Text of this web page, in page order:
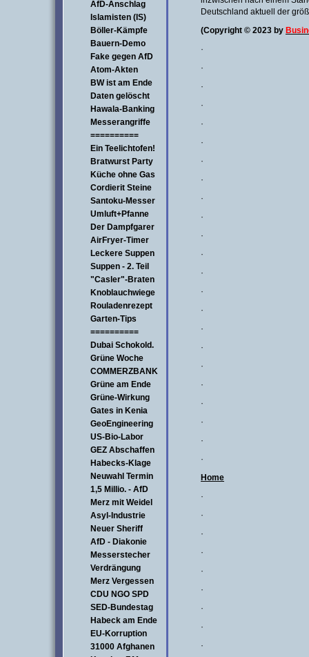
AfD-Anschlag
Islamisten (IS)
Böller-Kämpfe
Bauern-Demo
Fake gegen AfD
Atom-Akten
BW ist am Ende
Daten gelöscht
Hawala-Banking
Messerangriffe
==========
Ein Teelichtofen!
Bratwurst Party
Küche ohne Gas
Cordierit Steine
Santoku-Messer
Umluft+Pfanne
Der Dampfgarer
AirFryer-Timer
Leckere Suppen
Suppen - 2. Teil
"Casler"-Braten
Knoblauchwiege
Rouladenrezept
Garten-Tips
==========
Dubai Schokold.
Grüne Woche
COMMERZBANK
Grüne am Ende
Grüne-Wirkung
Gates in Kenia
GeoEngineering
US-Bio-Labor
GEZ Abschaffen
Habecks-Klage
Neuwahl Termin
1,5 Millio. - AfD
Merz mit Weidel
Asyl-Industrie
Neuer Sheriff
AfD - Diakonie
Messerstecher
Verdrängung
Merz Vergessen
CDU NGO SPD
SED-Bundestag
Habeck am Ende
EU-Korruption
31000 Afghanen
Deutschland aktuell der
(Copyright © 2023 by
·
·
·
·
·
·
·
·
·
·
·
·
·
·
·
·
·
·
·
·
·
·
·
Home
·
·
·
·
·
·
·
·
·